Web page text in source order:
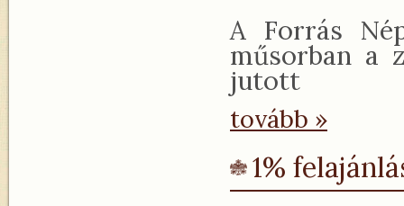
A Forrás
műsorban a
jutott
tovább »
1%